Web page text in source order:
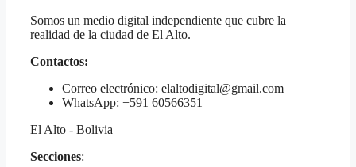
Somos un medio digital independiente que cubre la
realidad de la ciudad de El Alto.
Contactos:
Correo electrónico: elaltodigital@gmail.com
WhatsApp: +591 60566351
El Alto - Bolivia
Secciones: